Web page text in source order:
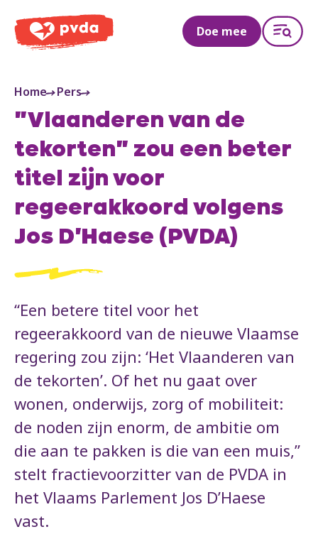
PVDA
Doe mee
Home Pers
"Vlaanderen van de
tekorten" zou een beter
titel zijn voor
regeerakkoord volgens
Jos D'Haese (PVDA)
“Een betere titel voor het
regeerakkoord van de nieuwe Vlaamse
regering zou zijn: ‘Het Vlaanderen van
de tekorten’. Of het nu gaat over
wonen, onderwijs, zorg of mobiliteit:
de noden zijn enorm, de ambitie om
die aan te pakken is die van een muis,”
stelt fractievoorzitter van de PVDA in
het Vlaams Parlement Jos D’Haese
vast.